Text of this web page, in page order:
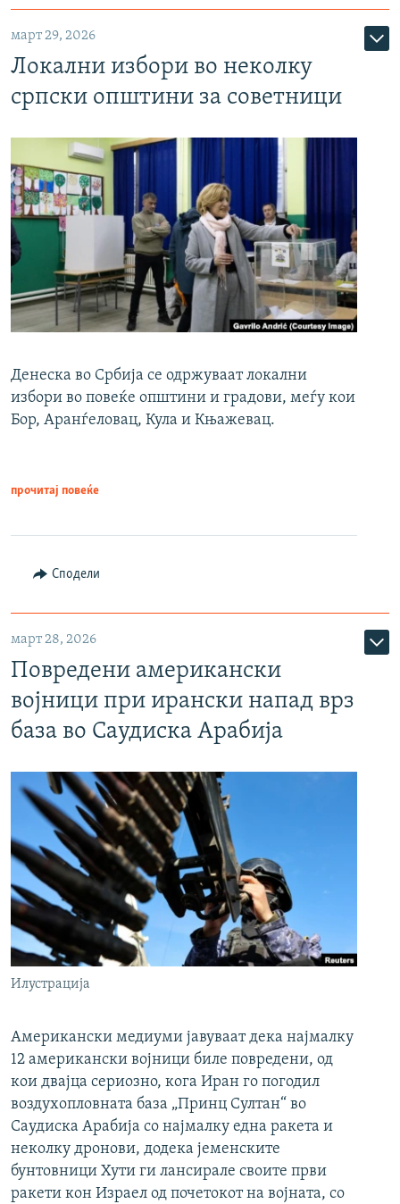
март 29, 2026
Локални избори во неколку
српски општини за советници
Денеска во Србија се одржуваат локални
избори во повеќе општини и градови, меѓу кои
Бор, Аранѓеловац, Кула и Књажевац.
прочитај повеќе
Сподели
март 28, 2026
Повредени американски
војници при ирански напад врз
база во Саудиска Арабија
Илустрација
Американски медиуми јавуваат дека најмалку
12 американски војници биле повредени, од
кои двајца сериозно, кога Иран го погодил
воздухопловната база „Принц Султан“ во
Саудиска Арабија со најмалку една ракета и
неколку дронови, додека јеменските
бунтовници Хути ги лансирале своите први
ракети кон Израел од почетокот на војната, со